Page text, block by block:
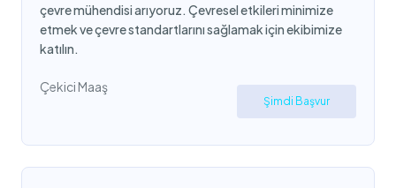
çevre mühendisi arıyoruz. Çevresel etkileri minimize
etmek ve çevre standartlarını sağlamak için ekibimize
katılın.
Çekici Maaş
Şimdi Başvur